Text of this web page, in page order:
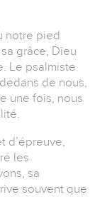
notre pied
grâce, Dieu
Le psalmiste
de nous,
une fois, nous
d’épreuve,
les
sa
souvent que